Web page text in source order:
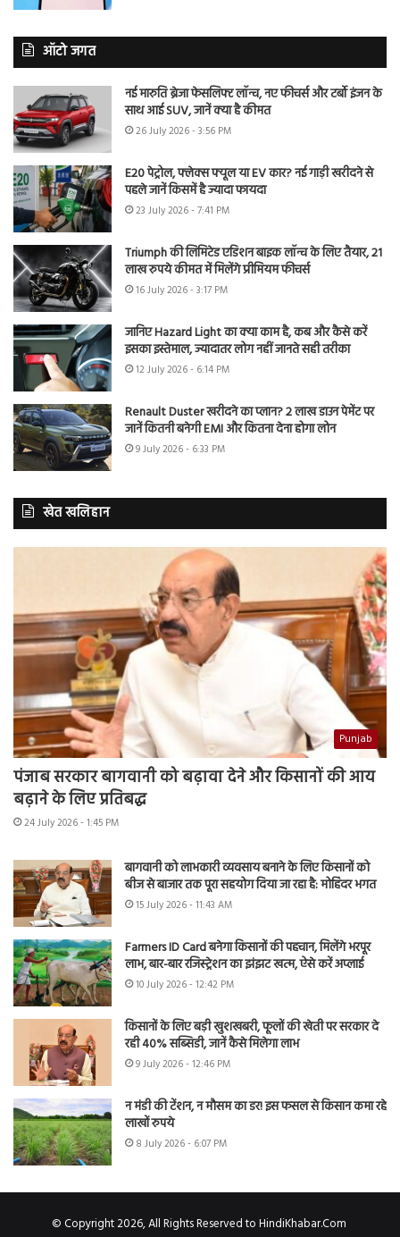
ऑटो जगत
नई मारुति ब्रेजा फेसलिफ्ट लॉन्च, नए फीचर्स और टर्बो इंजन के
साथ आई SUV, जानें क्या है कीमत
26 July 2026 - 3:56 PM
E20 पेट्रोल, फ्लेक्स फ्यूल या EV कार? नई गाड़ी खरीदने से
पहले जानें किसमें है ज्यादा फायदा
23 July 2026 - 7:41 PM
Triumph की लिमिटेड एडिशन बाइक लॉन्च के लिए तैयार, 21
लाख रुपये कीमत में मिलेंगे प्रीमियम फीचर्स
16 July 2026 - 3:17 PM
जानिए Hazard Light का क्या काम है, कब और कैसे करें
इसका इस्तेमाल, ज्यादातर लोग नहीं जानते सही तरीका
12 July 2026 - 6:14 PM
Renault Duster खरीदने का प्लान? 2 लाख डाउन पेमेंट पर
जानें कितनी बनेगी EMI और कितना देना होगा लोन
9 July 2026 - 6:33 PM
खेत खलिहान
Punjab
पंजाब सरकार बागवानी को बढ़ावा देने और किसानों की आय
बढ़ाने के लिए प्रतिबद्ध
24 July 2026 - 1:45 PM
बागवानी को लाभकारी व्यवसाय बनाने के लिए किसानों को
बीज से बाजार तक पूरा सहयोग दिया जा रहा है: मोहिंदर भगत
15 July 2026 - 11:43 AM
Farmers ID Card बनेगा किसानों की पहचान, मिलेंगे भरपूर
लाभ, बार-बार रजिस्ट्रेशन का झंझट खत्म, ऐसे करें अप्लाई
10 July 2026 - 12:42 PM
किसानों के लिए बड़ी खुशखबरी, फूलों की खेती पर सरकार दे
रही 40% सब्सिडी, जानें कैसे मिलेगा लाभ
9 July 2026 - 12:46 PM
न मंडी की टेंशन, न मौसम का डर! इस फसल से किसान कमा रहे
लाखों रुपये
8 July 2026 - 6:07 PM
© Copyright 2026, All Rights Reserved to HindiKhabar.Com